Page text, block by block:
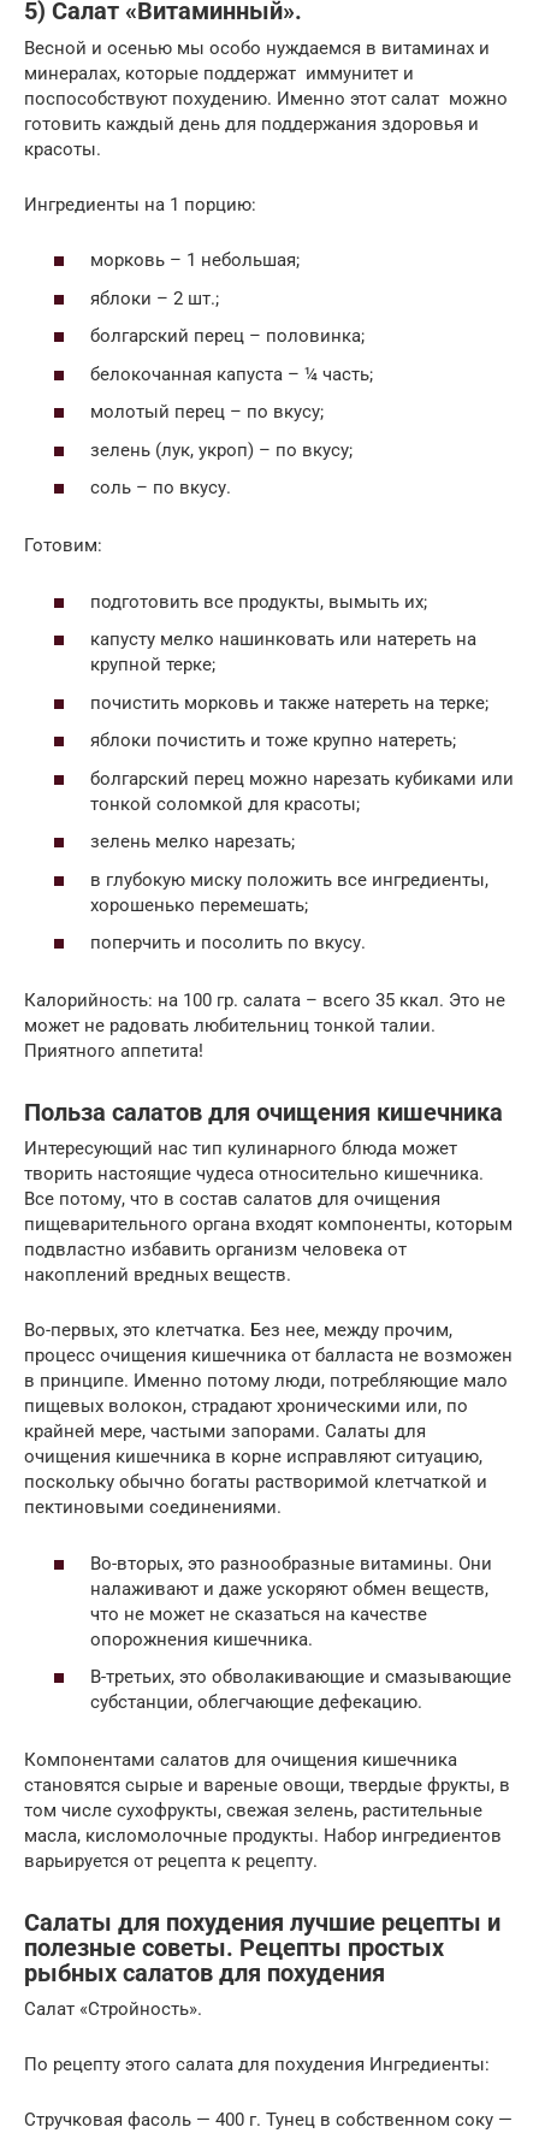
5) Салат «Витаминный».
Весной и осенью мы особо нуждаемся в витаминах и
минералах, которые поддержат иммунитет и
поспособствуют похудению. Именно этот салат можно
готовить каждый день для поддержания здоровья и
красоты.
Ингредиенты на 1 порцию:
морковь – 1 небольшая;
яблоки – 2 шт.;
болгарский перец – половинка;
белокочанная капуста – ¼ часть;
молотый перец – по вкусу;
зелень (лук, укроп) – по вкусу;
соль – по вкусу.
Готовим:
подготовить все продукты, вымыть их;
капусту мелко нашинковать или натереть на
крупной терке;
почистить морковь и также натереть на терке;
яблоки почистить и тоже крупно натереть;
болгарский перец можно нарезать кубиками или
тонкой соломкой для красоты;
зелень мелко нарезать;
в глубокую миску положить все ингредиенты,
хорошенько перемешать;
поперчить и посолить по вкусу.
Калорийность: на 100 гр. салата – всего 35 ккал. Это не
может не радовать любительниц тонкой талии.
Приятного аппетита!
Польза салатов для очищения кишечника
Интересующий нас тип кулинарного блюда может
творить настоящие чудеса относительно кишечника.
Все потому, что в состав салатов для очищения
пищеварительного органа входят компоненты, которым
подвластно избавить организм человека от
накоплений вредных веществ.
Во-первых, это клетчатка. Без нее, между прочим,
процесс очищения кишечника от балласта не возможен
в принципе. Именно потому люди, потребляющие мало
пищевых волокон, страдают хроническими или, по
крайней мере, частыми запорами. Салаты для
очищения кишечника в корне исправляют ситуацию,
поскольку обычно богаты растворимой клетчаткой и
пектиновыми соединениями.
Во-вторых, это разнообразные витамины. Они
налаживают и даже ускоряют обмен веществ,
что не может не сказаться на качестве
опорожнения кишечника.
В-третьих, это обволакивающие и смазывающие
субстанции, облегчающие дефекацию.
Компонентами салатов для очищения кишечника
становятся сырые и вареные овощи, твердые фрукты, в
том числе сухофрукты, свежая зелень, растительные
масла, кисломолочные продукты. Набор ингредиентов
варьируется от рецепта к рецепту.
Салаты для похудения лучшие рецепты и
полезные советы. Рецепты простых
рыбных салатов для похудения
Салат «Стройность».
По рецепту этого салата для похудения Ингредиенты:
Стручковая фасоль — 400 г. Тунец в собственном соку —